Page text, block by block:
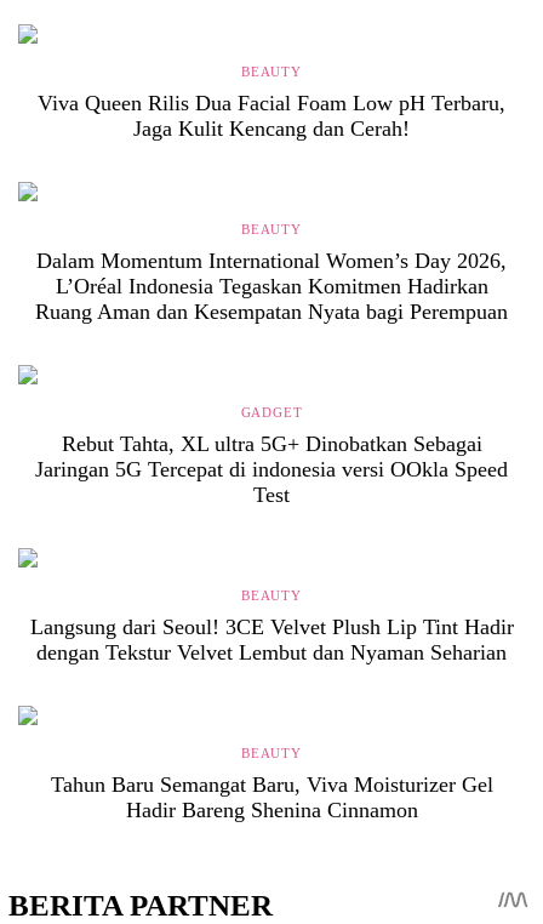
BEAUTY
Viva Queen Rilis Dua Facial Foam Low pH Terbaru,
Jaga Kulit Kencang dan Cerah!
BEAUTY
Dalam Momentum International Women’s Day 2026,
L’Oréal Indonesia Tegaskan Komitmen Hadirkan
Ruang Aman dan Kesempatan Nyata bagi Perempuan
GADGET
Rebut Tahta, XL ultra 5G+ Dinobatkan Sebagai
Jaringan 5G Tercepat di indonesia versi OOkla Speed
Test
BEAUTY
Langsung dari Seoul! 3CE Velvet Plush Lip Tint Hadir
dengan Tekstur Velvet Lembut dan Nyaman Seharian
BEAUTY
Tahun Baru Semangat Baru, Viva Moisturizer Gel
Hadir Bareng Shenina Cinnamon